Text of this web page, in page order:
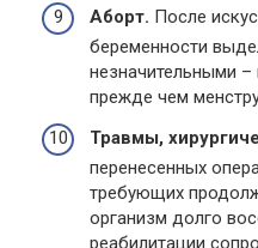
Аборт. После
беременности
незначительными
прежде чем
Травмы,
перенесенных
требующих
организм долго
реабилитации